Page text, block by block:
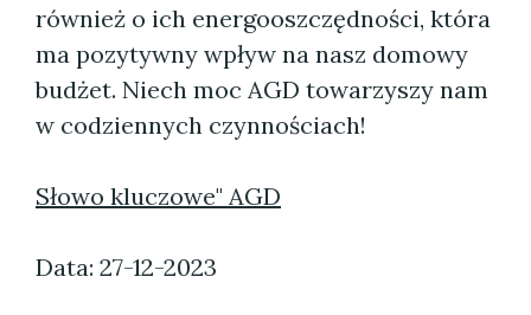
również o ich energooszczędności, która
ma pozytywny wpływ na nasz domowy
budżet. Niech moc AGD towarzyszy nam
w codziennych czynnościach!
Słowo kluczowe" AGD
Data: 27-12-2023